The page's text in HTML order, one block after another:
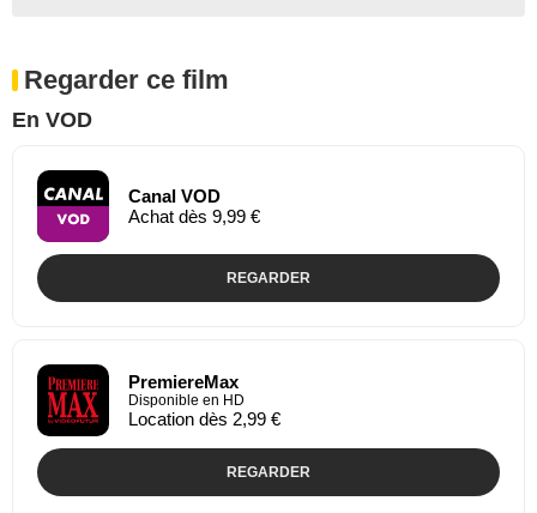
Regarder ce film
En VOD
Canal VOD
Achat dès 9,99 €
REGARDER
PremiereMax
Disponible en HD
Location dès 2,99 €
REGARDER